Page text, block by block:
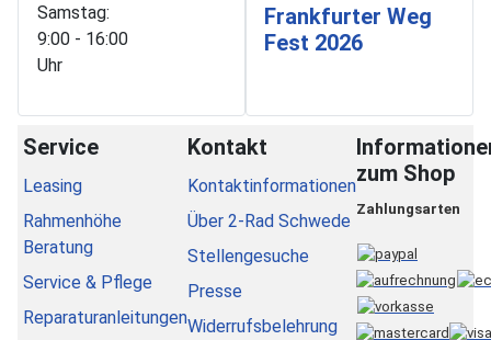
Samstag:
9:00 - 16:00
Uhr
Frankfurter Weg
Fest 2026
Service
Leasing
Rahmenhöhe
Beratung
Service & Pflege
Reparaturanleitungen
Kontakt
Kontaktinformationen
Über 2-Rad Schwede
Stellengesuche
Presse
Widerrufsbelehrung
zum Shop
Zahlungsarten